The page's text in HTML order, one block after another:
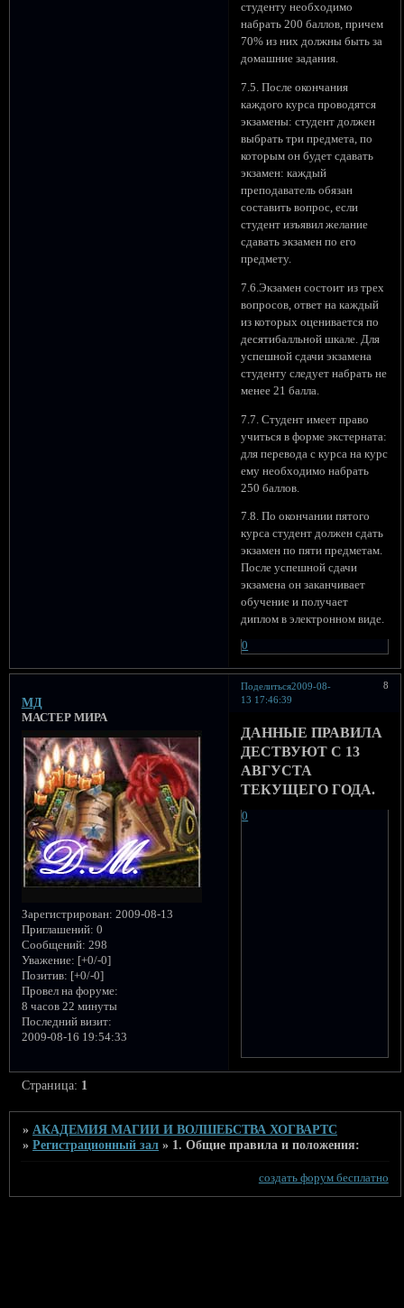
студенту необходимо
набрать 200 баллов, причем
70% из них должны быть за
домашние задания.
7.5. После окончания
каждого курса проводятся
экзамены: студент должен
выбрать три предмета, по
которым он будет сдавать
экзамен: каждый
преподаватель обязан
составить вопрос, если
студент изъявил желание
сдавать экзамен по его
предмету.
7.6.Экзамен состоит из трех
вопросов, ответ на каждый
из которых оценивается по
десятибалльной шкале. Для
успешной сдачи экзамена
студенту следует набрать не
менее 21 балла.
7.7. Студент имеет право
учиться в форме экстерната:
для перевода с курса на курс
ему необходимо набрать
250 баллов.
7.8. По окончании пятого
курса студент должен сдать
экзамен по пяти предметам.
После успешной сдачи
экзамена он заканчивает
обучение и получает
диплом в электронном виде.
0
Поделиться 8
2009-08-
13 17:46:39
МД
МАСТЕР МИРА
Зарегистрирован: 2009-08-13
Приглашений: 0
Сообщений: 298
Уважение: [+0/-0]
Позитив: [+0/-0]
Провел на форуме:
8 часов 22 минуты
Последний визит:
2009-08-16 19:54:33
ДАННЫЕ ПРАВИЛА
ДЕСТВУЮТ С 13
АВГУСТА
ТЕКУЩЕГО ГОДА.
0
Страница: 1
» АКАДЕМИЯ МАГИИ И ВОЛШЕБСТВА ХОГВАРТС
»Регистрационный зал » 1. Общие правила и положения:
создать форум бесплатно